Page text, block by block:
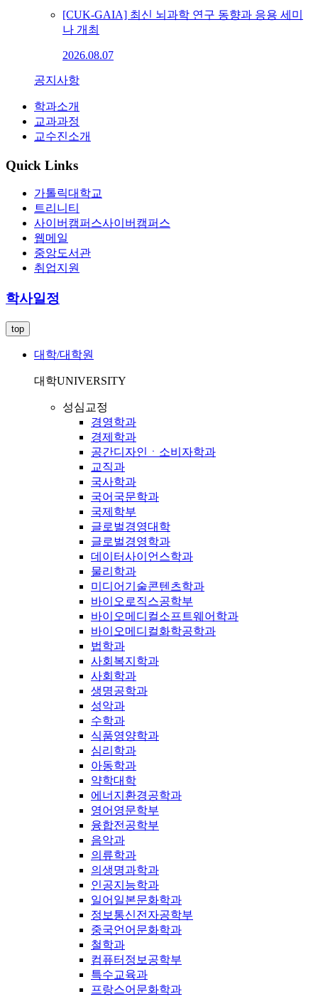
[CUK-GAIA] 최신 뇌과학 연구 동향과 응용 세미
나 개최
2026.08.07
공지사항
학과소개
교과과정
교수진소개
Quick Links
가톨릭대학교
트리니티
사이버캠퍼스사이버캠퍼스
웹메일
중앙도서관
취업지원
학사일정
top
대학/대학원
대학UNIVERSITY
성심교정
경영학과
경제학과
공간디자인ㆍ소비자학과
교직과
국사학과
국어국문학과
국제학부
글로벌경영대학
글로벌경영학과
데이터사이언스학과
물리학과
미디어기술콘텐츠학과
바이오로직스공학부
바이오메디컬소프트웨어학과
바이오메디컬화학공학과
법학과
사회복지학과
사회학과
생명공학과
성악과
수학과
식품영양학과
심리학과
아동학과
약학대학
에너지환경공학과
영어영문학부
융합전공학부
음악과
의류학과
의생명과학과
인공지능학과
일어일본문화학과
정보통신전자공학부
중국언어문화학과
철학과
컴퓨터정보공학부
특수교육과
프랑스어문화학과